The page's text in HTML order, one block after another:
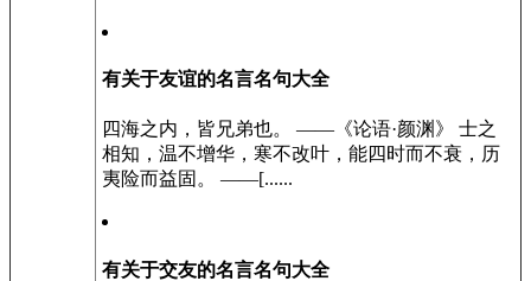
有关于友谊的名言名句大全
四海之内，皆兄弟也。 ——《论语·颜渊》 士之
相知，温不增华，寒不改叶，能四时而不衰，历
夷险而益固。 ——[......
有关于交友的名言名句大全